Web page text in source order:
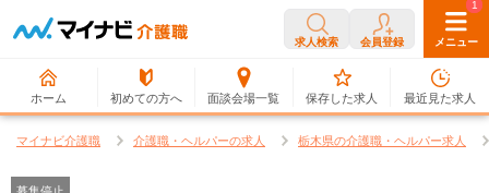
求人検索 会員登録 メニュー
ホーム 初めての方へ 面談会場一覧
0
保存した求人
1
最近見た求人
マイナビ介護職 介護職・ヘルパーの求人 栃木県の介護職・ヘルパー求人